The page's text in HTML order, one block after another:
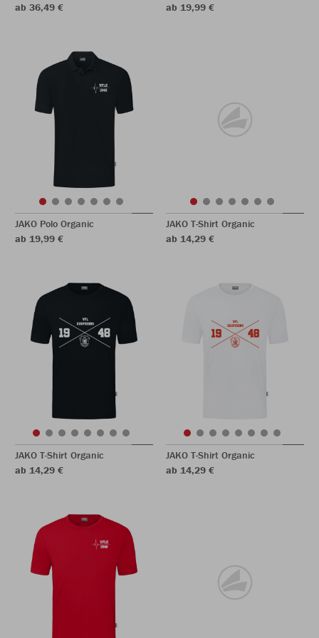
ab 36,49 €
ab 19,99 €
JAKO Polo Organic
ab 19,99 €
JAKO T-Shirt Organic
ab 14,29 €
JAKO T-Shirt Organic
ab 14,29 €
JAKO T-Shirt Organic
ab 14,29 €